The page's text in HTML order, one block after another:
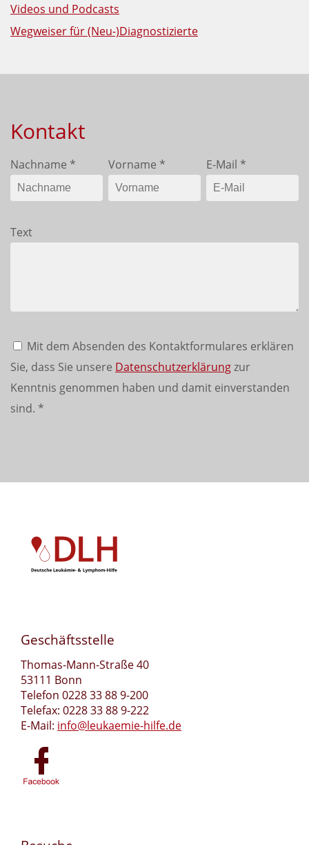
Videos und Podcasts
Wegweiser für (Neu-)Diagnostizierte
Kontakt
Nachname * Vorname * E-Mail *
Text
Mit dem Absenden des Kontaktformulares erklären
Sie, dass Sie unsere Datenschutzerklärungzur
Kenntnis genommen haben und damit einverstanden
sind. *
Geschäftsstelle
Thomas-Mann-Straße 40
53111 Bonn
Telefon 0228 33 88 9-200
Telefax: 0228 33 88 9-222
E-Mail: info@leukaemie-hilfe.de